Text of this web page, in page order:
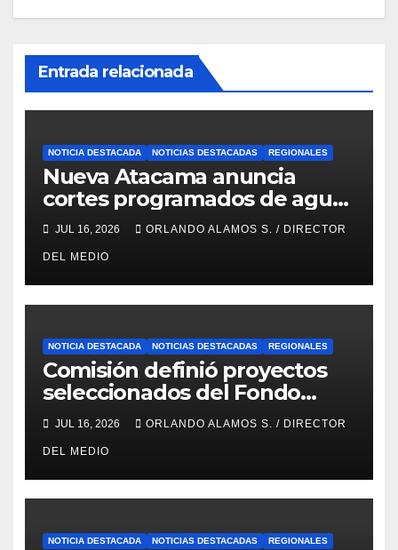
Entrada relacionada
NOTICIA DESTACADA NOTICIAS DESTACADAS REGIONALES
Nueva Atacama anuncia
cortes programados de agua
potable en Copiapó y Caldera:
revisa fechas, horarios y
sectores
JUL 16, 2026 ORLANDO ALAMOS S. / DIRECTOR
DEL MEDIO
NOTICIA DESTACADA NOTICIAS DESTACADAS REGIONALES
Comisión definió proyectos
seleccionados del Fondo
Concursable 2026 de Nueva
Atacama
JUL 16, 2026 ORLANDO ALAMOS S. / DIRECTOR
DEL MEDIO
NOTICIA DESTACADA NOTICIAS DESTACADAS REGIONALES